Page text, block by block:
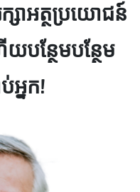
សាអត្ថប្រយោជន៍
ន្ថែមបន្ថែម
អ្នក!